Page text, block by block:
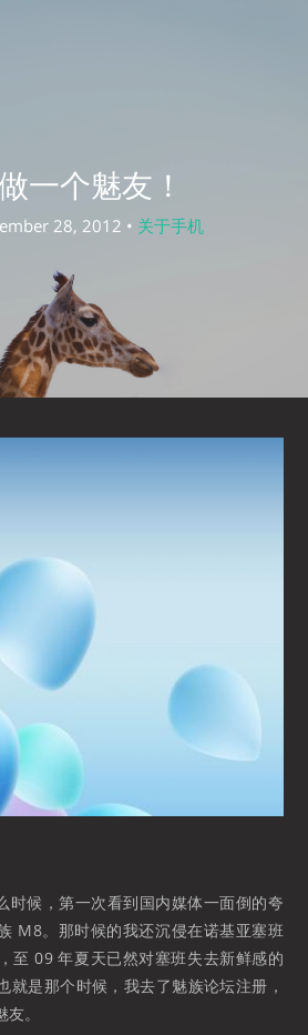
一个魅友！
28, 2012 • 关于手机
时候，第一次看到国内媒体一面倒的夸
M8。那时候的我还沉侵在诺基亚塞班
至 09 年夏天已然对塞班失去新鲜感的
就是那个时候，我去了魅族论坛注册，
。